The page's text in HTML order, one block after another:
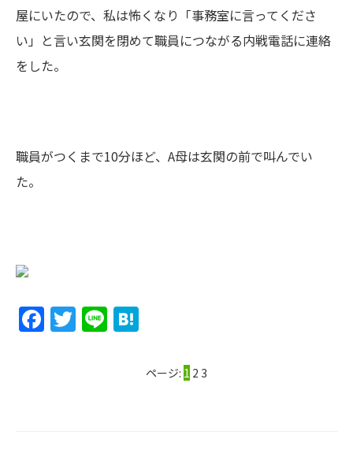
屋にいたので、私は怖くなり「事務室に言ってくださ
い」と言い玄関を閉めて職員につながる内戦電話に連絡
をした。
職員がつくまで10分ほど、A母は玄関の前で叫んでい
た。
Facebook
Twitter
Line
ページ: 1 2 3